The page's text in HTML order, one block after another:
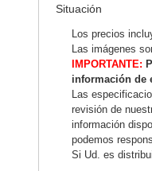
Situación
Los precios
Las imágenes
IMPORTANTE:
información de
Las
revisión de
información
podemos
Si Ud. es